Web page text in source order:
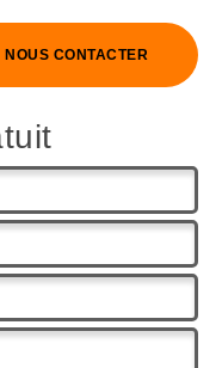
NOUS CONTACTER